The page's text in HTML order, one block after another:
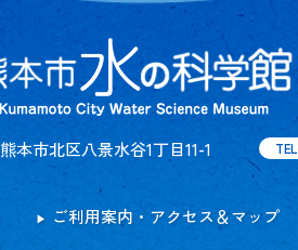
本市北区八景水谷1丁目11-1 TEL
ご利用案内・アクセス＆マップ